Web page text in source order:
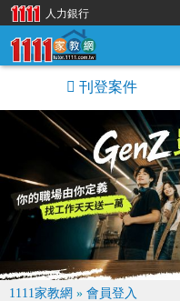
刊登案件
1111家教網 » 會員登入
人力銀行